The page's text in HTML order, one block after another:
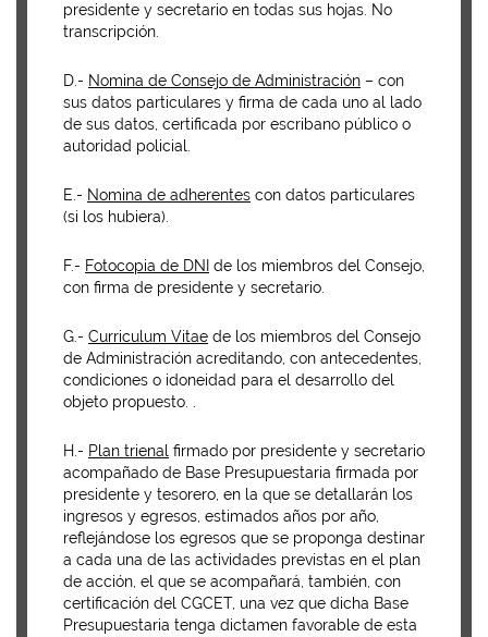
presidente y secretario en todas sus hojas. No
transcripción.
D.- Nomina de Consejo de Administración – con
sus datos particulares y firma de cada uno al lado
de sus datos, certificada por escribano público o
autoridad policial.
E.- Nomina de adherentes con datos particulares
(si los hubiera).
F.- Fotocopia de DNI de los miembros del Consejo,
con firma de presidente y secretario.
G.- Curriculum Vitae de los miembros del Consejo
de Administración acreditando, con antecedentes,
condiciones o idoneidad para el desarrollo del
objeto propuesto. .
H.- Plan trienal firmado por presidente y secretario
acompañado de Base Presupuestaria firmada por
presidente y tesorero, en la que se detallarán los
ingresos y egresos, estimados años por año,
reflejándose los egresos que se proponga destinar
a cada una de las actividades previstas en el plan
de acción, el que se acompañará, también, con
certificación del CGCET, una vez que dicha Base
Presupuestaria tenga dictamen favorable de esta